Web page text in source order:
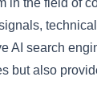
in the field of
AI search
but also